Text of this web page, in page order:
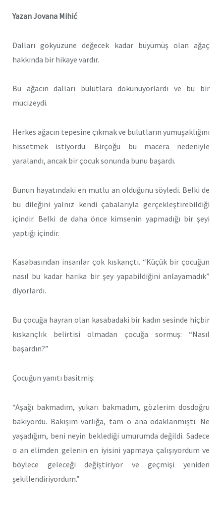
Yazan Jovana Mihić
Dalları gökyüzüne değecek kadar büyümüş olan ağaç
hakkında bir hikaye vardır.
Bu ağacın dalları bulutlara dokunuyorlardı ve bu bir
mucizeydi.
Herkes ağacın tepesine çıkmak ve bulutların yumuşaklığını
hissetmek istiyordu. Birçoğu bu macera nedeniyle
yaralandı, ancak bir çocuk sonunda bunu başardı.
Bunun hayatındaki en mutlu an olduğunu söyledi. Belki de
bu dileğini yalnız kendi çabalarıyla gerçekleştirebildiği
içindir. Belki de daha önce kimsenin yapmadığı bir şeyi
yaptığı içindir.
Kasabasından insanlar çok kıskançtı. “Küçük bir çocuğun
nasıl bu kadar harika bir şey yapabildiğini anlayamadık”
diyorlardı.
Bu çocuğa hayran olan kasabadaki bir kadın sesinde hiçbir
kıskançlık belirtisi olmadan çocuğa sormuş: “Nasıl
başardın?”
Çocuğun yanıtı basitmiş:
“Aşağı bakmadım, yukarı bakmadım, gözlerim dosdoğru
bakıyordu. Bakışım varlığa, tam o ana odaklanmıştı. Ne
yaşadığım, beni neyin beklediği umurumda değildi. Sadece
o an elimden gelenin en iyisini yapmaya çalışıyordum ve
böylece geleceği değiştiriyor ve geçmişi yeniden
şekillendiriyordum.”